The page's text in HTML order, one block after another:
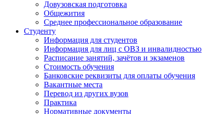
Довузовская подготовка
Общежития
Среднее профессиональное образование
Студенту
Информация для студентов
Информация для лиц с ОВЗ и инвалидностью
Расписание занятий, зачётов и экзаменов
Стоимость обучения
Банковские реквизиты для оплаты обучения
Вакантные места
Перевод из других вузов
Практика
Нормативные документы